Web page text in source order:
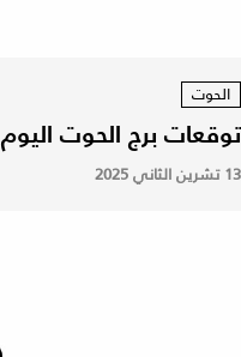
الحوت
توقعات برج الحوت اليوم 13/11/2025
13 تشرين الثاني 2025